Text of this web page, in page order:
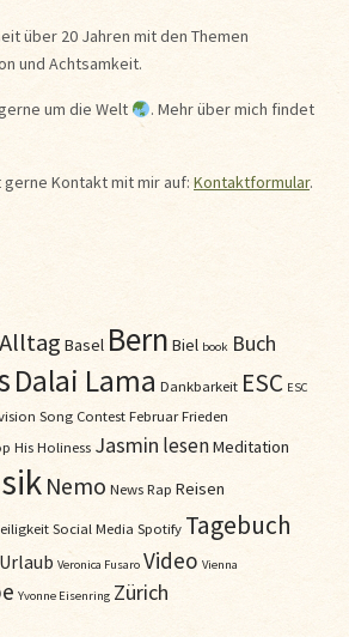
über 20 Jahren mit den Themen
und Achtsamkeit.
um die Welt
. Mehr über mich findet
Kontakt mit mir auf: Kontaktformular.
Alltag Basel Bern Biel book Buch
Dalai Lama Dankbarkeit ESC ESC
Song ContestFebruarFrieden
His Holiness Jasmin lesenMeditation
Nemo NewsRap Reisen
Social Media Spotify Tagebuch
Urlaub Veronica Fusaro Video Vienna
Yvonne Eisenring Zürich